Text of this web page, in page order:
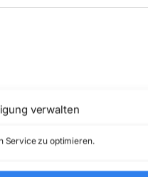
verwalten
Service zu optimieren.